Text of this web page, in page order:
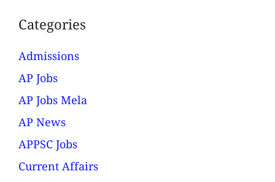
Categories
Admissions
AP Jobs
AP Jobs Mela
AP News
APPSC Jobs
Current Affairs